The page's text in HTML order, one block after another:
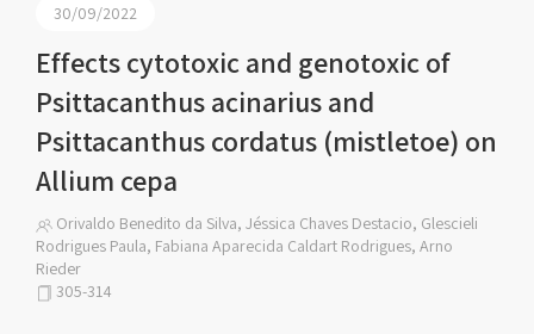
30/09/2022
Effects cytotoxic and genotoxic of
Psittacanthus acinarius and
Psittacanthus cordatus (mistletoe) on
Allium cepa
Orivaldo Benedito da Silva, Jéssica Chaves Destacio, Glescieli
Rodrigues Paula, Fabiana Aparecida Caldart Rodrigues, Arno
Rieder
305-314